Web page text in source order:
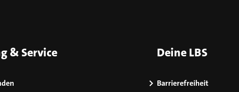
& Service Deine LBS
Barrierefreiheit